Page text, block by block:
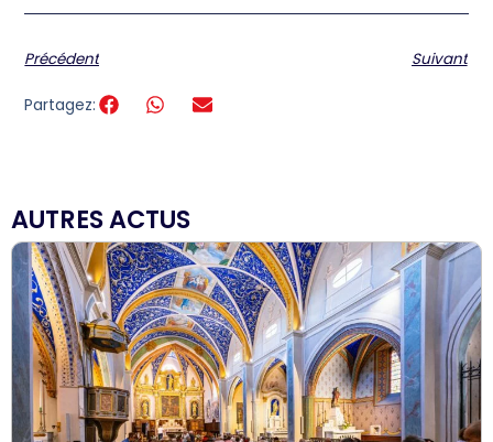
Précédent Suivant
Partagez:
AUTRES ACTUS